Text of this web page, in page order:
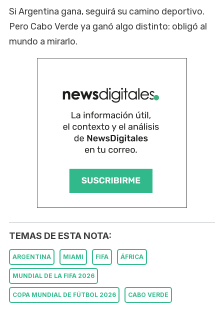
Si Argentina gana, seguirá su camino deportivo.
Pero Cabo Verde ya ganó algo distinto: obligó al
mundo a mirarlo.
TEMAS DE ESTA NOTA:
ARGENTINA MIAMI FIFA ÁFRICA
MUNDIAL DE LA FIFA 2026
COPA MUNDIAL DE FÚTBOL 2026 CABO VERDE